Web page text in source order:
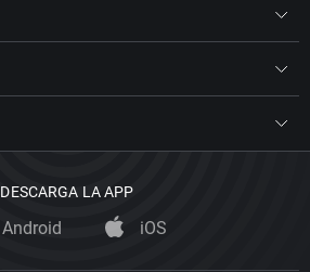
DESCARGA LA APP
Android iOS